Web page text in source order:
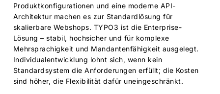
Produktkonfigurationen und eine moderne API-
Architektur machen es zur Standardlösung für
skalierbare Webshops. TYPO3 ist die Enterprise-
Lösung – stabil, hochsicher und für komplexe
Mehrsprachigkeit und Mandantenfähigkeit ausgelegt.
Individualentwicklung lohnt sich, wenn kein
Standardsystem die Anforderungen erfüllt; die Kosten
sind höher, die Flexibilität dafür uneingeschränkt.